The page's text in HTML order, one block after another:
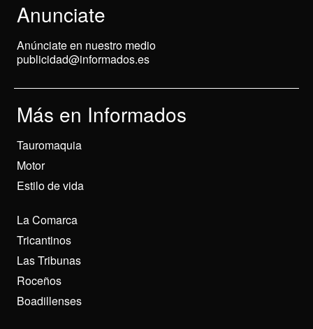
Anunciate
Anúnciate en nuestro medio
publicidad@informados.es
Más en Informados
Tauromaquia
Motor
Estilo de vida
La Comarca
Tricantinos
Las Tribunas
Roceños
Boadillenses